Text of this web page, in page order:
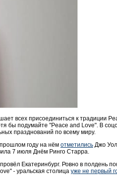
всех присоединиться к традиции
бы подумайте "Peace and Love". В
празднований по всему миру.
году на нём отметились Джо
7 июля Днём Ринго Старра.
Екатеринбург. Ровно в полдень
- уральская столица уже не первый